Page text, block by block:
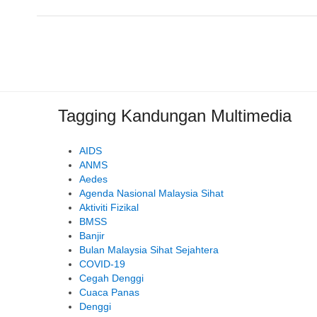
Tagging Kandungan Multimedia
AIDS
ANMS
Aedes
Agenda Nasional Malaysia Sihat
Aktiviti Fizikal
BMSS
Banjir
Bulan Malaysia Sihat Sejahtera
COVID-19
Cegah Denggi
Cuaca Panas
Denggi